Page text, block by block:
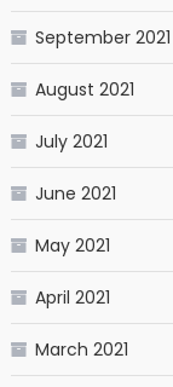
September 2021
August 2021
July 2021
June 2021
May 2021
April 2021
March 2021